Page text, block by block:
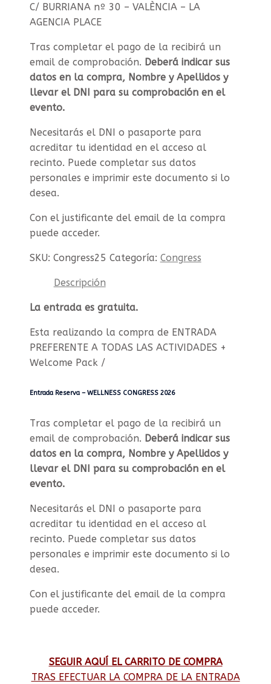
C/ BURRIANA nº 30 – VALÈNCIA – LA
AGENCIA PLACE
Tras completar el pago de la recibirá un
email de comprobación. Deberá indicar sus
datos en la compra, Nombre y Apellidos y
llevar el DNI para su comprobación en el
evento.
Necesitarás el DNI o pasaporte para
acreditar tu identidad en el acceso al
recinto. Puede completar sus datos
personales e imprimir este documento si lo
desea.
Con el justificante del email de la compra
puede acceder.
SKU: Congress25 Categoría: Congress
Descripción
La entrada es gratuita.
Esta realizando la compra de ENTRADA
PREFERENTE A TODAS LAS ACTIVIDADES +
Welcome Pack /
Entrada Reserva – WELLNESS CONGRESS 2026
Tras completar el pago de la recibirá un
email de comprobación. Deberá indicar sus
datos en la compra, Nombre y Apellidos y
llevar el DNI para su comprobación en el
evento.
Necesitarás el DNI o pasaporte para
acreditar tu identidad en el acceso al
recinto. Puede completar sus datos
personales e imprimir este documento si lo
desea.
Con el justificante del email de la compra
puede acceder.
SEGUIR AQUÍ EL CARRITO DE COMPRA
TRAS EFECTUAR LA COMPRA DE LA ENTRADA